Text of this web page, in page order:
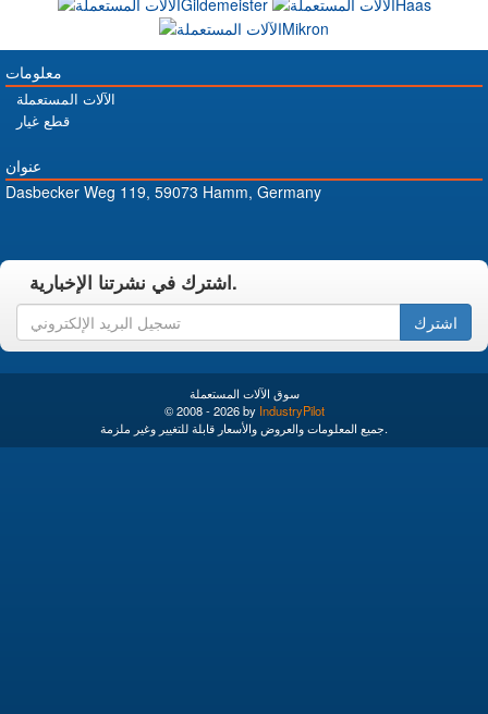
معلومات
الآلات المستعملة
قطع غيار
عنوان
Dasbecker Weg 119, 59073 Hamm, Germany
اشترك في نشرتنا الإخبارية.
اشترك
سوق الآلات المستعملة
© 2008 - 2026 by IndustryPilot
جميع المعلومات والعروض والأسعار قابلة للتغيير وغير ملزمة.